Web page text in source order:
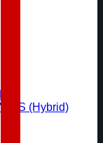
RS (Hybrid)